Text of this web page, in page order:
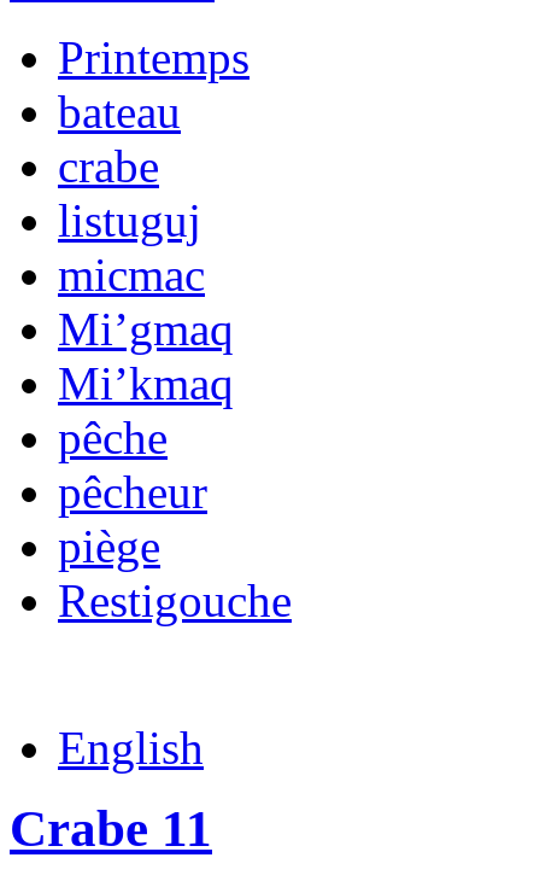
Printemps
bateau
crabe
listuguj
micmac
Mi’gmaq
Mi’kmaq
pêche
pêcheur
piège
Restigouche
English
Crabe 11